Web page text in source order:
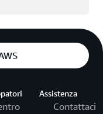
Assistenza
Contattaci